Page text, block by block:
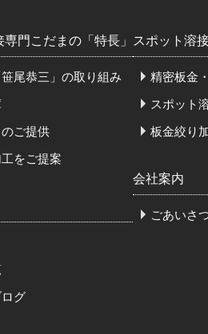
門こだまの「特長」
尾恭三」の取り組み
ご提供
をご提案
グ
スポット溶
精密板金
スポット
板金絞り
会社案内
ごあいさ